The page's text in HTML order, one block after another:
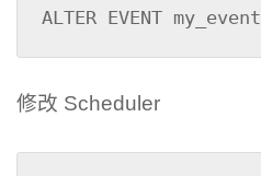
ALTER EVENT
修改 Scheduler